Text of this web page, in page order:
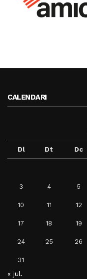
CALENDARI
Dl Dt Dc
3 4 5
10 11 12
17 18 19
24 25 26
31
« jul.